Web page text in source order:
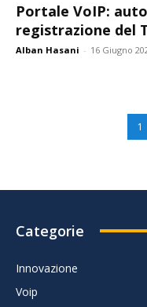
Portale VoIP:
registrazione del
Alban Hasani - 16 Giugno
1
Categorie
Innovazione
Voip